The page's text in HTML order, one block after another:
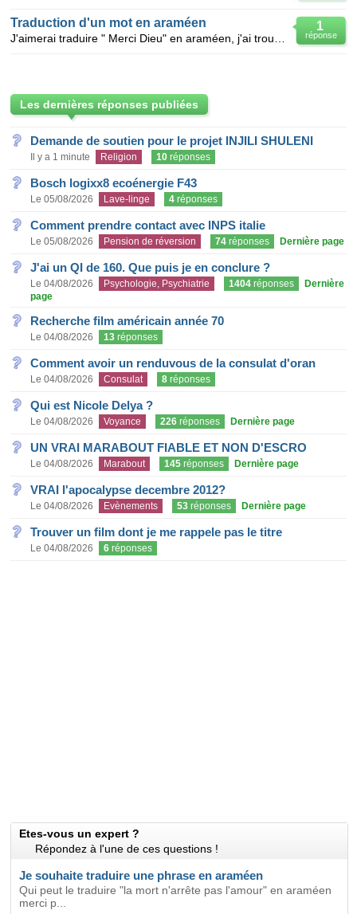
1
réponse
Traduction d'un mot en araméen
Les dernières réponses publiées
Demande de soutien pour le projet INJILI SHULENI
Il y a 1 minute Religion 10 réponses
Bosch logixx8 ecoénergie F43
Le 05/08/2026 Lave-linge 4 réponses
Comment prendre contact avec INPS italie
Le 05/08/2026 Pension de réversion 74 réponses Dernière page
J'ai un QI de 160. Que puis je en conclure ?
Le 04/08/2026 Psychologie, Psychiatrie 1404 réponses
Dernière
page
Recherche film américain année 70
Le 04/08/2026 13 réponses
Comment avoir un renduvous de la consulat d'oran
Le 04/08/2026 Consulat 8 réponses
Qui est Nicole Delya ?
Le 04/08/2026 Voyance 226 réponses Dernière page
UN VRAI MARABOUT FIABLE ET NON D'ESCRO
Le 04/08/2026 Marabout 145 réponses Dernière page
VRAI l'apocalypse decembre 2012?
Le 04/08/2026 Evènements 53 réponses Dernière page
Trouver un film dont je me rappele pas le titre
Le 04/08/2026 6 réponses
Etes-vous un expert ?
Répondez à l'une de ces questions !
Je souhaite traduire une phrase en araméen
Qui peut le traduire "la mort n'arrête pas l'amour" en araméen
merci p...